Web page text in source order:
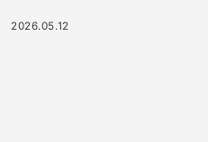
2026.05.12